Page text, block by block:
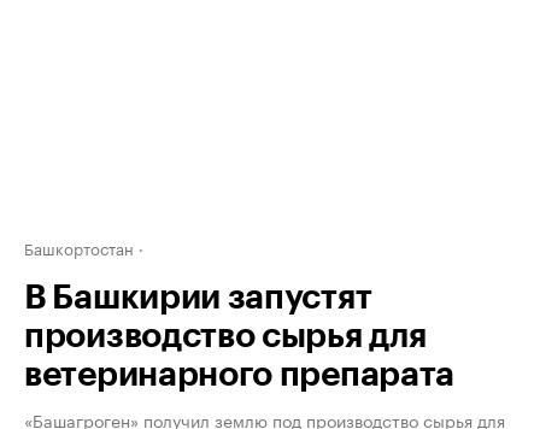
Башкортостан
В Башкирии запустят
производство сырья для
ветеринарного препарата
«Башагроген» получил землю под производство сырья для